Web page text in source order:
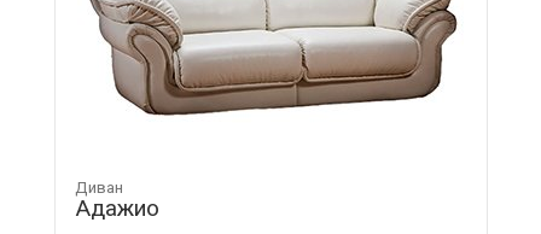
Диван
Адажио